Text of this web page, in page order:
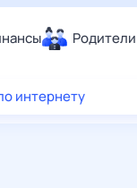
Еда
интернету